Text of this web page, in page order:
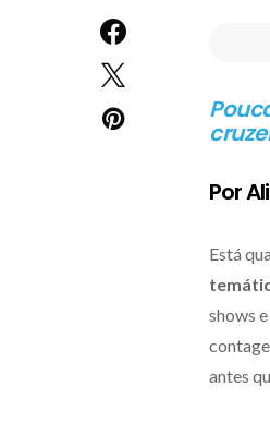
Por
Está
shows
antes